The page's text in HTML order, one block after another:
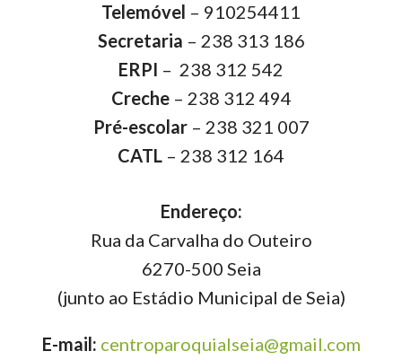
Telemóvel – 910254411
Secretaria – 238 313 186
ERPI – 238 312 542
Creche– 238 312 494
Pré-escolar– 238 321 007
CATL – 238 312 164
Endereço:
Rua da Carvalha do Outeiro
6270-500 Seia
(junto ao Estádio Municipal de Seia)
E-mail: centroparoquialseia@gmail.com